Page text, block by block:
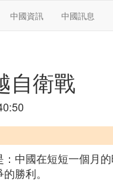
中國資訊 中國訊息
自衛戰
中國在短短一個月
勝利。